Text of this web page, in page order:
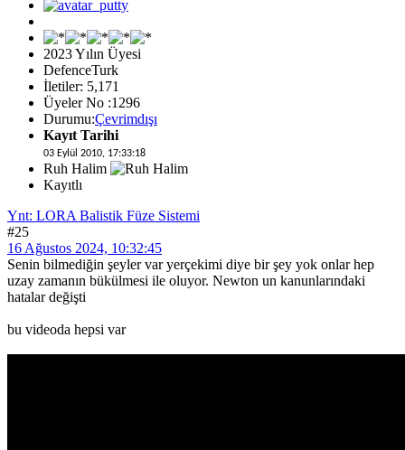
2023 Yılın Üyesi
DefenceTurk
İletiler: 5,171
Üyeler No :1296
Durumu:Çevrimdışı
Kayıt Tarihi
03 Eylül 2010, 17:33:18
Ruh Halim
Kayıtlı
Ynt: LORA Balistik Füze Sistemi
#25
16 Ağustos 2024, 10:32:45
Senin bilmediğin şeyler var yerçekimi diye bir şey yok onlar hep
uzay zamanın bükülmesi ile oluyor. Newton un kanunlarındaki
hatalar değişti
bu videoda hepsi var